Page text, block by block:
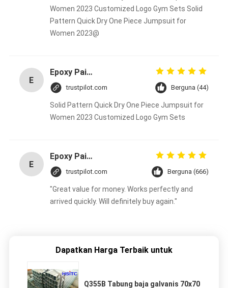
Women 2023 Customized Logo Gym Sets Solid
Pattern Quick Dry One Piece Jumpsuit for
Women 2023@
E
Epoxy Paint Coating SSAW Steel Tube For Project Astm A252
trustpilot.com Berguna (44)
Solid Pattern Quick Dry One Piece Jumpsuit for
Women 2023 Customized Logo Gym Sets
E
Epoxy Paint Coating SSAW Steel Tube For Project Astm A252
trustpilot.com Berguna (666)
"Great value for money. Works perfectly and
arrived quickly. Will definitely buy again."
Dapatkan Harga Terbaik untuk
Q355B Tabung baja galvanis 70x70